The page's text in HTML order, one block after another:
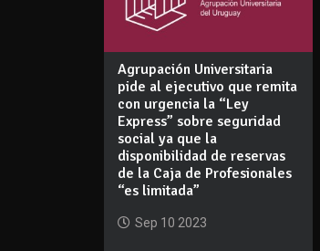
Agrupación Universitaria
pide al ejecutivo que remita
con urgencia la “Ley
Express” sobre seguridad
social ya que la
disponibilidad de reservas
de la Caja de Profesionales
“es limitada”
Sep 10 2023